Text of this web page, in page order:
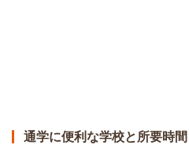
通学に便利な学校と所要時間